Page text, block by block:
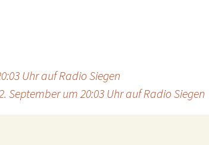
Uhr auf Radio Siegen
September um 20:03 Uhr auf Radio Siegen